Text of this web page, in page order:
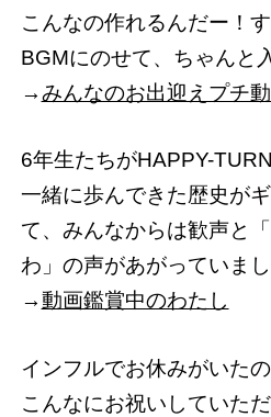
こんなの作れるんだー！
BGMにのせて、ちゃんと
→みんなのお出迎えプチ
6年生たちがHAPPY-
一緒に歩んできた歴史が
て、みんなからは歓声と
わ」の声があがっていまし
→動画鑑賞中のわたし
インフルでお休みがいた
こんなにお祝いしていた